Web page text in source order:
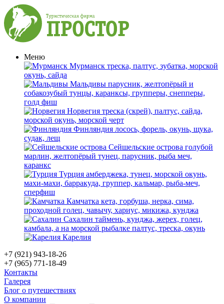
Меню
Мурманск треска, палтус, зубатка, морской
окунь, сайда
Мальдивы парусник, желтопёрый и
собакозубый тунцы, каранксы, групперы, снепперы,
голд фиш
Норвегия треска (скрей), палтус, сайда,
морской окунь, морской черт
Финляндия лосось, форель, окунь, щука,
судак, лещ
Сейшельские острова голубой
марлин, желтопёрый тунец, парусник, рыба меч,
каранкс
Турция амберджека, тунец, морской окунь,
махи-махи, барракуда, группер, кальмар, рыба-меч,
сперфиш
Камчатка кета, горбуша, нерка, сима,
проходной голец, чавычу, хариус, микижа, кунджа
Сахалин таймень, кунджа, жерех, голец,
камбала, а на морской рыбалке палтус, треска, окунь
Карелия
+7 (921) 943-18-26
+7 (965) 771-18-49
Контакты
Галерея
Блог о путешествиях
О компании